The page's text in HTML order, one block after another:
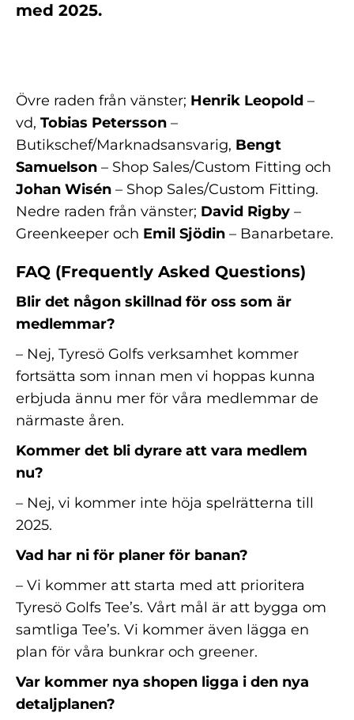
med 2025.
Övre raden från vänster; Henrik Leopold –
vd, Tobias Petersson –
Butikschef/Marknadsansvarig, Bengt
Samuelson – Shop Sales/Custom Fitting och
Johan Wisén – Shop Sales/Custom Fitting.
Nedre raden från vänster; David Rigby –
Greenkeeper och Emil Sjödin – Banarbetare.
FAQ (Frequently Asked Questions)
Blir det någon skillnad för oss som är
medlemmar?
– Nej, Tyresö Golfs verksamhet kommer
fortsätta som innan men vi hoppas kunna
erbjuda ännu mer för våra medlemmar de
närmaste åren.
Kommer det bli dyrare att vara medlem
nu?
– Nej, vi kommer inte höja spelrätterna till
2025.
Vad har ni för planer för banan?
– Vi kommer att starta med att prioritera
Tyresö Golfs Tee’s. Vårt mål är att bygga om
samtliga Tee’s. Vi kommer även lägga en
plan för våra bunkrar och greener.
Var kommer nya shopen ligga i den nya
detaljplanen?